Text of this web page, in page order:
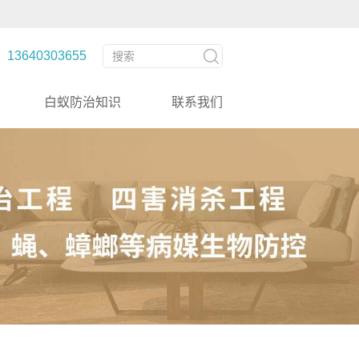
13640303655
白蚁防治知识 联系我们